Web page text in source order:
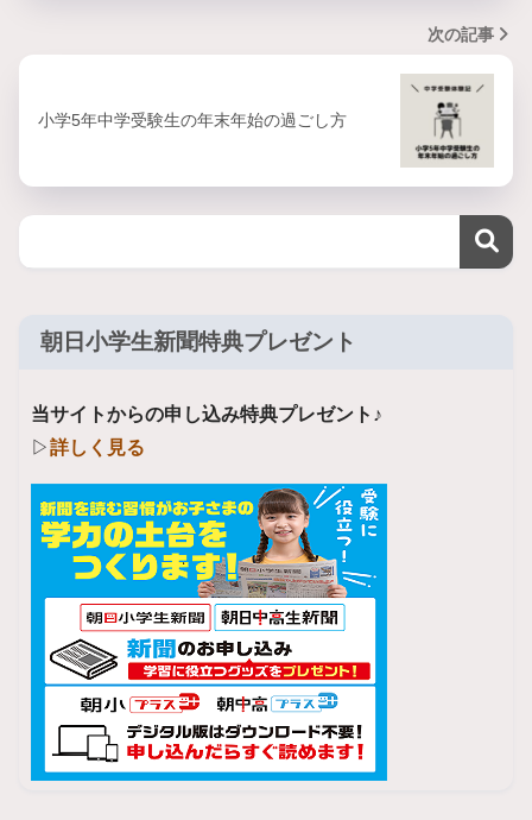
次の記事
小学5年中学受験生の年末年始の過ごし方
朝日小学生新聞特典プレゼント
当サイトからの申し込み特典プレゼント♪
▷詳しく見る